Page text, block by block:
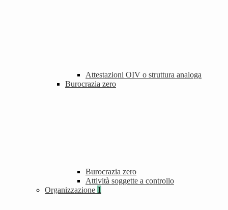
Attestazioni OIV o struttura analoga
Burocrazia zero
Burocrazia zero
Attività soggette a controllo
Organizzazione 1